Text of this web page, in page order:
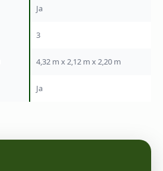
Ja
3
4,32 m x 2,12 m x 2,20 m
Ja